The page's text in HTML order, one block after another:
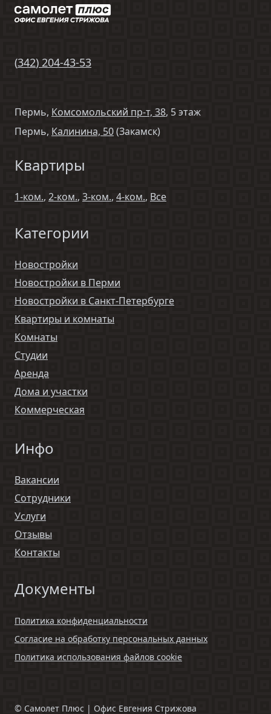
(342) 204-43-53
Пермь, Комсомольский пр-т, 38, 5 этаж
Пермь, Калинина, 50(Закамск)
Квартиры
1-ком., 2-ком., 3-ком., 4-ком., Все
Категории
Новостройки
Новостройки в Перми
Новостройки в Санкт-Петербурге
Квартиры и комнаты
Комнаты
Студии
Аренда
Дома и участки
Коммерческая
Инфо
Вакансии
Сотрудники
Услуги
Отзывы
Контакты
Документы
Политика конфиденциальности
Согласие на обработку персональных данных
Политика использования файлов cookie
© Самолет Плюс | Офис Евгения Стрижова